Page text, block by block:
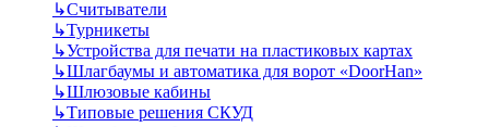
↳Считыватели
↳Турникеты
↳Устройства для печати на пластиковых картах
↳Шлагбаумы и автоматика для ворот «DoorHan»
↳Шлюзовые кабины
↳Типовые решения СКУД